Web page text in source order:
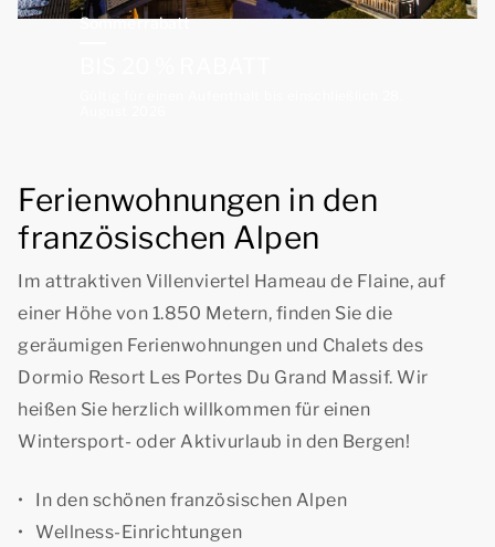
Sommerrabatt
Ferienwohnungen in den
französischen Alpen
Im attraktiven Villenviertel Hameau de Flaine, auf
einer Höhe von 1.850 Metern, finden Sie die
geräumigen Ferienwohnungen und Chalets des
Dormio Resort Les Portes Du Grand Massif. Wir
heißen Sie herzlich willkommen für einen
Wintersport- oder Aktivurlaub in den Bergen!
In den schönen französischen Alpen
Wellness-Einrichtungen